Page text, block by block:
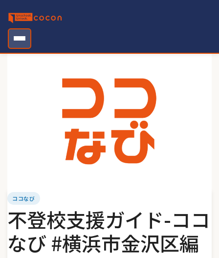
content
ココなび
不登校支援ガイド-ココ
なび #横浜市金沢区編